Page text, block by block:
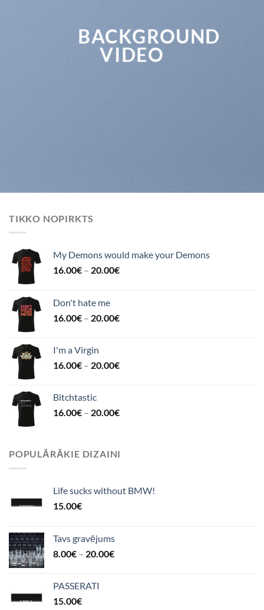
BACKGROUND
VIDEO
TIKKO NOPIRKTS
My Demons would make your Demons
16.00€ – 20.00€
Don't hate me
16.00€ – 20.00€
I'm a Virgin
16.00€ – 20.00€
Bitchtastic
16.00€ – 20.00€
POPULĀRĀKIE DIZAINI
Life sucks without BMW!
15.00€
Tavs gravējums
8.00€ – 20.00€
PASSERATI
15.00€